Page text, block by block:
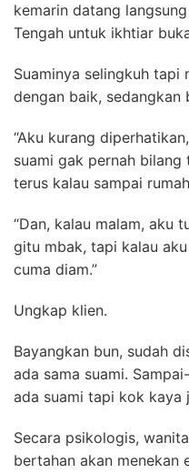
kemarin datang
Tengah untuk ikhtiar
Suaminya selingkuh tapi
dengan baik, sedangkan
“Aku kurang
suami gak pernah
terus kalau sampai
“Dan, kalau malam, aku
gitu mbak, tapi kalau
cuma diam.”
Ungkap klien.
Bayangkan bun, sudah
ada sama suami.
ada suami tapi kok kaya
Secara psikologis,
bertahan akan menekan